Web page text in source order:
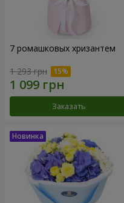
7 ромашковых хризантем
1 293 грн
Заказать